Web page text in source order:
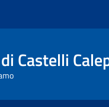
Castelli